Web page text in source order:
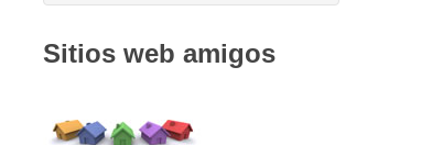
Sitios web amigos